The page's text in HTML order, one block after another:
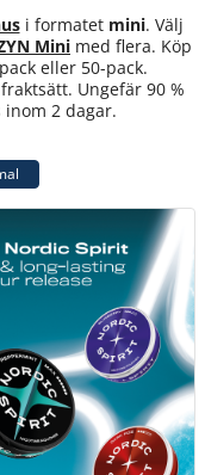
i formatet mini. Välj
Mini med flera. Köp
eller 50-pack.
Ungefär 90 %
2 dagar.